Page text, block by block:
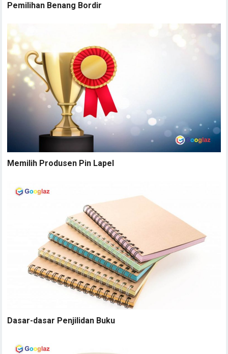
Pemilihan Benang Bordir
Memilih Produsen Pin Lapel
Dasar-dasar Penjilidan Buku